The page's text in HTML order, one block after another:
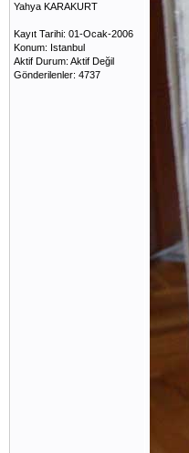
Yahya KARAKURT
Kayıt Tarihi: 01-Ocak-2006
Konum: Istanbul
Aktif Durum: Aktif Değil
Gönderilenler: 4737